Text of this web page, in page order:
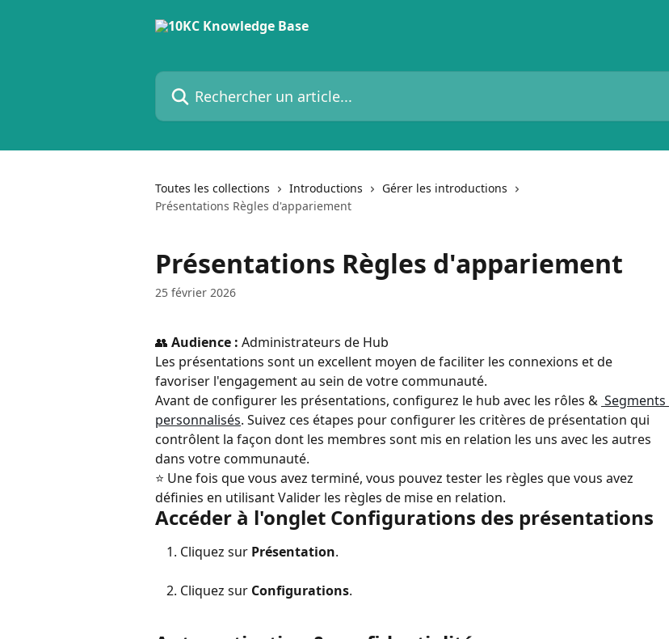
Rechercher un article...
Toutes les collections Introductions
Gérer les introductions
Présentations Règles d'appariement
Présentations Règles d'appariement
25 février 2026
👥 Audience : Administrateurs de Hub
Les présentations sont un excellent moyen de faciliter les connexions et de
favoriser l'engagement au sein de votre communauté.
Avant de configurer les présentations, configurez le hub avec les rôles & Segments
personnalisés. Suivez ces étapes pour configurer les critères de présentation qui
contrôlent la façon dont les membres sont mis en relation les uns avec les autres
dans votre communauté.
⭐ Une fois que vous avez terminé, vous pouvez tester les règles que vous avez
définies en utilisant Valider les règles de mise en relation.
Accéder à l'onglet Configurations des présentations
Cliquez sur Présentation.
Cliquez sur Configurations.